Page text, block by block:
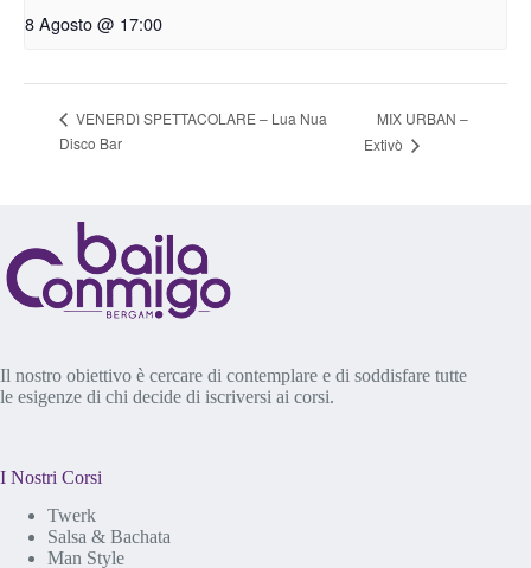
8 Agosto @ 17:00
VENERDì SPETTACOLARE – Lua Nua
Disco Bar
MIX URBAN –
Extivò
Il nostro obiettivo è cercare di contemplare e di soddisfare tutte
le esigenze di chi decide di iscriversi ai corsi.
I Nostri Corsi
Twerk
Salsa & Bachata
Man Style